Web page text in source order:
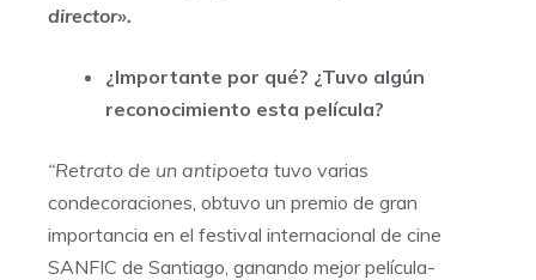
director».
¿Importante por qué? ¿Tuvo algún
reconocimiento esta película?
“Retrato de un antipoeta tuvo varias
condecoraciones, obtuvo un premio de gran
importancia en el festival internacional de cine
SANFIC de Santiago, ganando mejor película-